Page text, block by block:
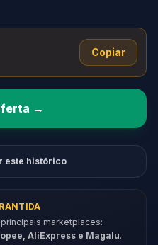
Copiar
→
este histórico
marketplaces:
AliExpress e Magalu.